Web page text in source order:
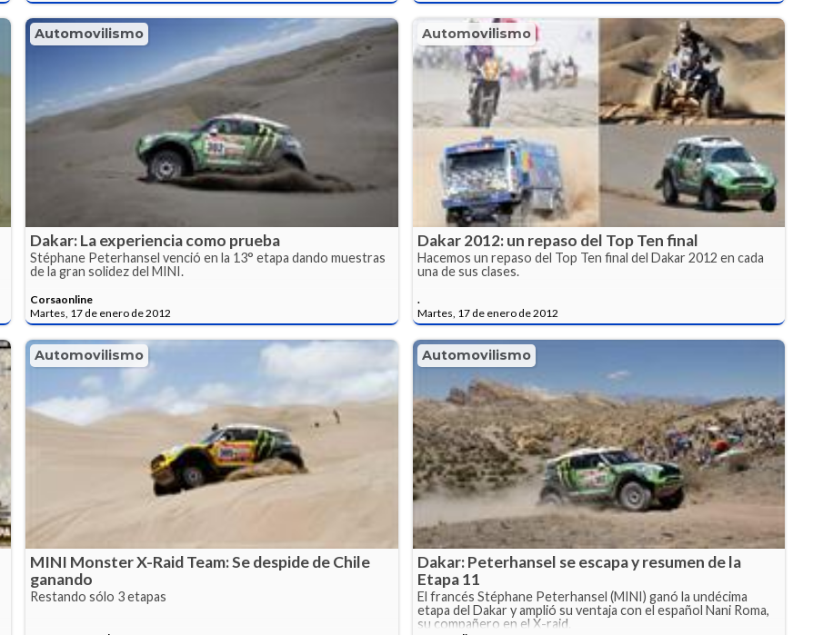
Automovilismo
Dakar: La experiencia como prueba
Stéphane Peterhansel venció en la 13° etapa dando muestras
de la gran solidez del MINI.
Corsaonline
Martes, 17 de enero de 2012
Automovilismo
Dakar 2012: un repaso del Top Ten final
Hacemos un repaso del Top Ten final del Dakar 2012 en cada
una de sus clases.
.
Martes, 17 de enero de 2012
Automovilismo
MINI Monster X-Raid Team: Se despide de Chile
ganando
Restando sólo 3 etapas
Automovilismo
Dakar: Peterhansel se escapa y resumen de la
Etapa 11
El francés Stéphane Peterhansel (MINI) ganó la undécima
etapa del Dakar y amplió su ventaja con el español Nani Roma,
su compañero en el X-raid.